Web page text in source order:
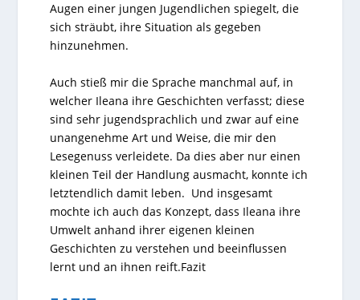
Augen einer jungen Jugendlichen spiegelt, die
sich sträubt, ihre Situation als gegeben
hinzunehmen.
Auch stieß mir die Sprache manchmal auf, in
welcher Ileana ihre Geschichten verfasst; diese
sind sehr jugendsprachlich und zwar auf eine
unangenehme Art und Weise, die mir den
Lesegenuss verleidete. Da dies aber nur einen
kleinen Teil der Handlung ausmacht, konnte ich
letztendlich damit leben. Und insgesamt
mochte ich auch das Konzept, dass Ileana ihre
Umwelt anhand ihrer eigenen kleinen
Geschichten zu verstehen und beeinflussen
lernt und an ihnen reift.Fazit